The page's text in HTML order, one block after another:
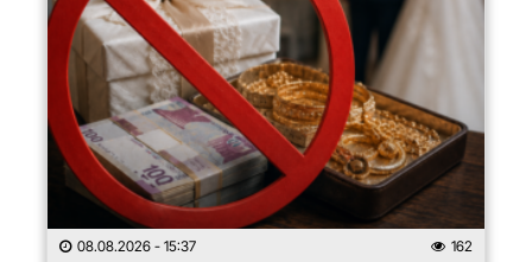
08.08.2026 - 15:37 162